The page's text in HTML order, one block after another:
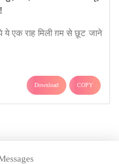
ये एक राह मिली ग़म से छूट जाने
Download COPY